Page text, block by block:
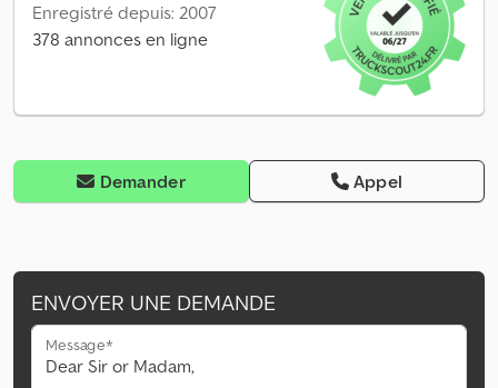
Enregistré depuis: 2007
378 annonces en ligne
Demander Appel
ENVOYER UNE DEMANDE
Message*